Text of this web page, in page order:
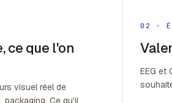
ce que l'on
visuel réel de
packaging. Ce qu'il
02 ·
EEG et